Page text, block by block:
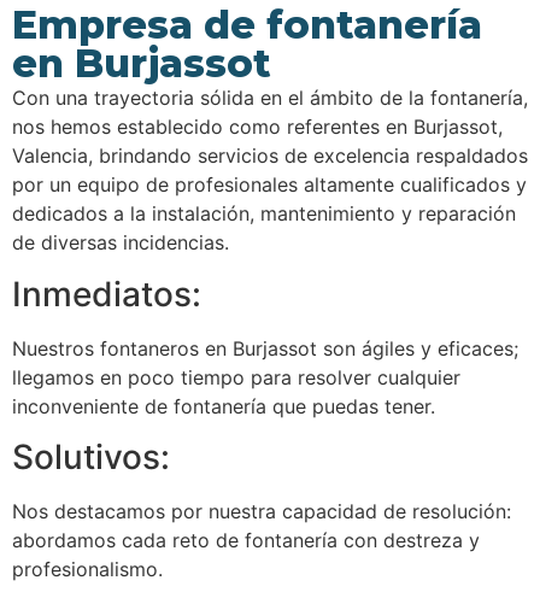
Empresa de fontanería
en Burjassot
Con una trayectoria sólida en el ámbito de la fontanería,
nos hemos establecido como referentes en Burjassot,
Valencia, brindando servicios de excelencia respaldados
por un equipo de profesionales altamente cualificados y
dedicados a la instalación, mantenimiento y reparación
de diversas incidencias.
Inmediatos:
Nuestros fontaneros en Burjassot son ágiles y eficaces;
llegamos en poco tiempo para resolver cualquier
inconveniente de fontanería que puedas tener.
Solutivos:
Nos destacamos por nuestra capacidad de resolución:
abordamos cada reto de fontanería con destreza y
profesionalismo.